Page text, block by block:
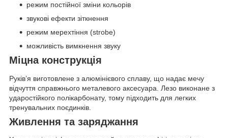
режим постійної зміни кольорів
звукові ефекти зіткнення
режим мерехтіння (strobe)
можливість вимкнення звуку
Міцна конструкція
Руків’я виготовлене з алюмінієвого сплаву, що надає мечу
відчуття справжнього металевого аксесуара. Лезо виконане з
ударостійкого полікарбонату, тому підходить для легких
тренувальних поєдинків.
Живлення та заряджання